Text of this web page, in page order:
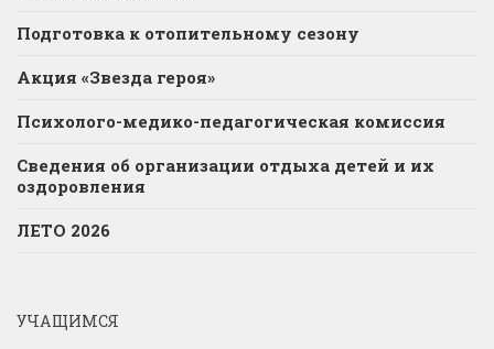
Подготовка к отопительному сезону
Акция «Звезда героя»
Психолого-медико-педагогическая комиссия
Сведения об организации отдыха детей и их
оздоровления
ЛЕТО 2026
УЧАЩИМСЯ